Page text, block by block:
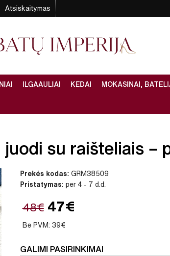
Atsiskaitymas
ILGAAULIAI KEDAI MOKASINAI,
juodi su raišteliais –
Prekės kodas: GRM38509
Pristatymas: per 4 - 7 d.d.
48€ 47€
Be PVM: 39€
GALIMI PASIRINKIMAI